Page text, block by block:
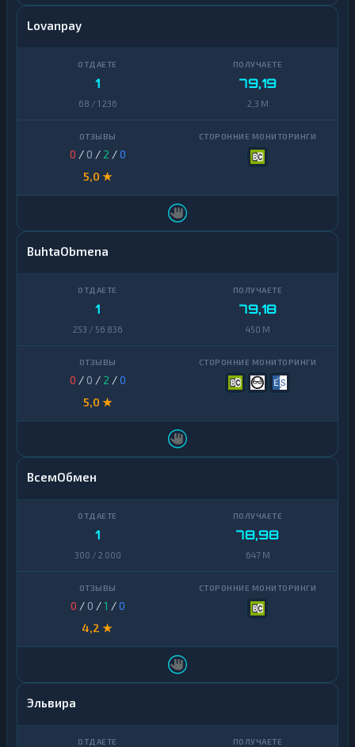
Lovanpay
1
68 / 1 236
79,19
2,3 M
0 / 0 / 2 /0
5,0 ★
BuhtaObmena
1
253 / 56 836
79,18
450 M
0 / 0 / 2 /0
5,0 ★
ВсемОбмен
1
300 / 2 000
78,98
647 M
0 / 0 /1 /0
4,2 ★
Эльвира